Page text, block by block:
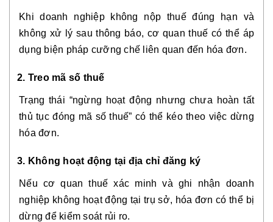
Khi doanh nghiệp không nộp thuế đúng hạn và
không xử lý sau thông báo, cơ quan thuế có thể áp
dụng biện pháp cưỡng chế liên quan đến hóa đơn.
2. Treo mã số thuế
Trạng thái “ngừng hoạt động nhưng chưa hoàn tất
thủ tục đóng mã số thuế” có thể kéo theo việc dừng
hóa đơn.
3. Không hoạt động tại địa chỉ đăng ký
Nếu cơ quan thuế xác minh và ghi nhận doanh
nghiệp không hoạt động tại trụ sở, hóa đơn có thể bị
dừng để kiểm soát rủi ro.